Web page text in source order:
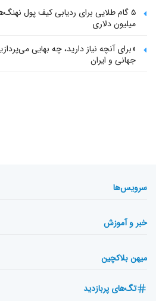
۵ گام طلایی برای ردیابی کیف پول‌
میلیون دلاری
«برای آنچه نیاز دارید، چه بهایی
جهانی و ایران
سرویس‌ها
خبر و آموزش
میهن بلاکچین
تگ‌های پربازدید